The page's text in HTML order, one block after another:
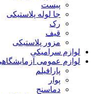
پیست
جا لوله پلاستیکی
رک
قیف
مزور پلاستیکی
لوازم سرامیکی
لوازم عمومی
پارافیلم
پوار
دماسنج